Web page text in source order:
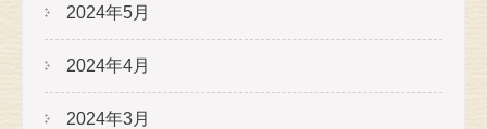
2024年5月
2024年4月
2024年3月